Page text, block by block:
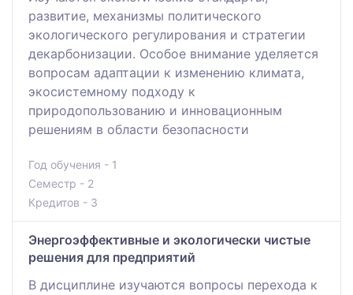
развитие, механизмы политического
экологического регулирования и стратегии
декарбонизации. Особое внимание уделяется
вопросам адаптации к изменению климата,
экосистемному подходу к
природопользованию и инновационным
решениям в области безопасности
Год обучения - 1
Семестр - 2
Кредитов - 3
Энергоэффективные и экологически чистые
решения для предприятий
В дисциплине изучаются вопросы перехода к